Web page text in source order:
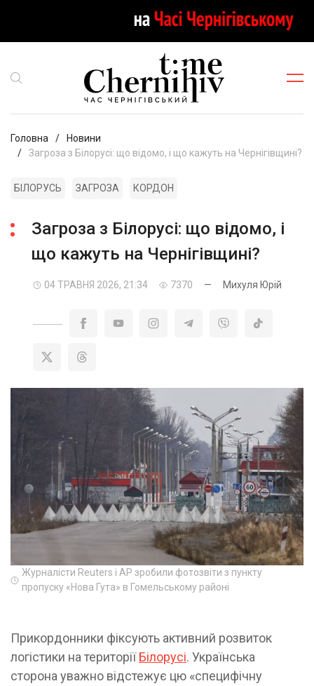
Головна
Новини
Загроза з Білорусі: що відомо, і що кажуть на Чернігівщині?
БІЛОРУСЬ ЗАГРОЗА КОРДОН
Загроза з Білорусі: що відомо, і
що кажуть на Чернігівщині?
04 ТРАВНЯ 2026, 21:34 7370 — Михуля Юрій
Журналісти Reuters і AP зробили фотозвіти з пункту
пропуску «Нова Гута» в Гомельському районі
Прикордонники фіксують активний розвиток
логістики на територіїБілорусі. Українська
сторона уважно відстежує цю «специфічну